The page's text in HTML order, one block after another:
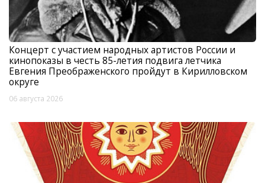
Концерт с участием народных артистов России и
кинопоказы в честь 85-летия подвига летчика
Евгения Преображенского пройдут в Кирилловском
округе
06 августа 2026